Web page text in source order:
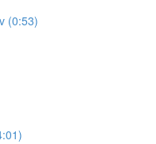
(0:53)